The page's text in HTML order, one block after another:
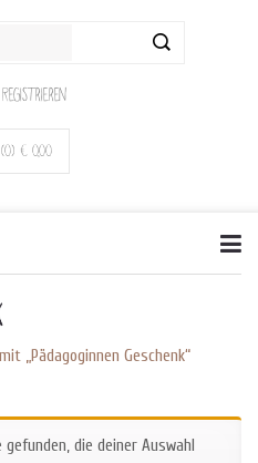
Registrieren
(0) € 0,00
to
„Pädagoginnen Geschenk“
die deiner Auswahl